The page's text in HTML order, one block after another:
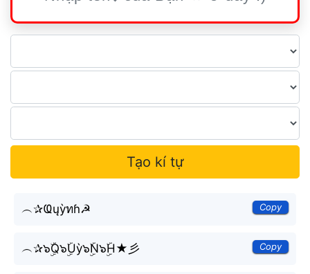
Tạo kí tự
︵✰Ҩųỳทɦ☭ Copy
︵✰๖ۣۜQ๖ۣۜUỳ๖ۣۜN๖ۣۜH★彡 Copy